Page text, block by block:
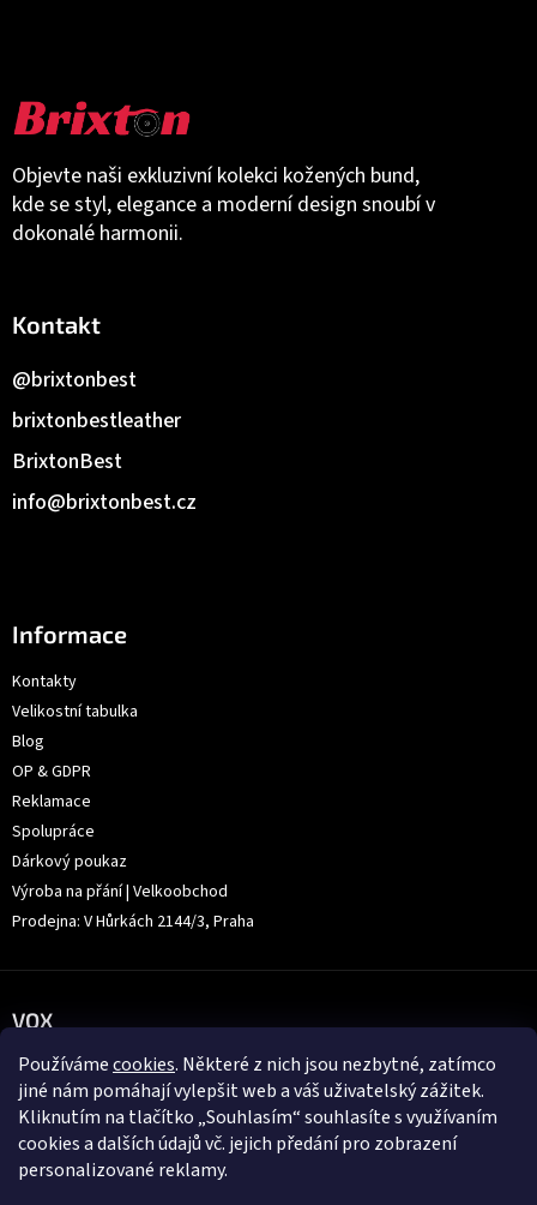
Používámecookies. Některé z nich jsou nezbytné, zatímco
jiné nám pomáhají vylepšit web a váš uživatelský zážitek.
Kliknutím na tlačítko „Souhlasím“ souhlasíte s využívaním
cookies a dalších údajů vč. jejich předání pro zobrazení
personalizované reklamy.
Objevte naši exkluzivní kolekci kožených bund,
kde se styl, elegance a moderní design snoubí v
dokonalé harmonii.
Kontakt
info@brixtonbest.cz
BrixtonBest
brixtonbestleather
@brixtonbest
Informace
Kontakty
Velikostní tabulka
Blog
OP & GDPR
Reklamace
Spolupráce
Dárkový poukaz
Výroba na přání | Velkoobchod
Prodejna: V Hůrkách 2144/3, Praha
VOX